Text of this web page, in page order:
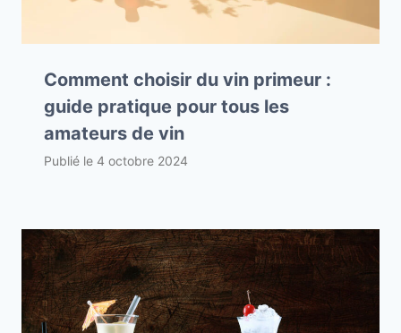
Comment choisir du vin primeur :
guide pratique pour tous les
amateurs de vin
Publié le 4 octobre 2024